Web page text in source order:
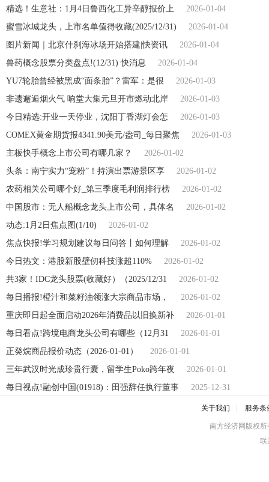
精选！生意社：1月4日鲁西化工异辛醇报价上
2026-01-04
蜜雪冰城龙头，上市名单值得收藏(2025/12/31)
2026-01-04
图片新闻｜北京什刹海冰场开始搭建|快资讯
2026-01-04
兽药概念股票分类盘点!(12/31) 快消息
2026-01-04
YU7轮胎曾经被黑成“面条胎”？雷军：是很
2026-01-03
非遗邂逅烟火气 响堂大集元旦开市燃动北岸
2026-01-03
今日精选:开业一天停业，沈阳丁香湖灯会怎
2026-01-03
COMEX黄金期货报4341.90美元/盎司_每日聚焦
2026-01-03
主板快手概念上市公司有哪几家？
2026-01-02
头条：南宁实力“宠粉”！持演出票游景区享
2026-01-02
农药相关公司哪个好_第三季度毛利润排行榜
2026-01-02
中国股市：无人船概念龙头上市公司，具体名
2026-01-02
动态:1月2日焦点图(1/10)
2026-01-02
焦点快报!学习规划建议每日问答丨如何理解
2026-01-02
今日热文：港股新股壁仞科技涨超110%
2026-01-02
共3家！IDC龙头股票(收藏好）（2025/12/31
2026-01-02
每日播报!橙汁和菜籽油领涨大宗商品市场，
2026-01-02
重庆即日起全面启动2026年消费品以旧换新补
2026-01-01
每日看点!跨境电商龙头公司有哪些（12月31
2026-01-01
正癸烷商品报价动态（2026-01-01）
2026-01-01
三年武汉时光成珍贵行囊，留学生Poko跨年夜
2026-01-01
每日视点!融创中国(01918)：田强辞任执行董事
2025-12-31
关于我们 服务条
南方经济网版权
联